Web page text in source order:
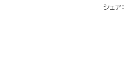
シェア：